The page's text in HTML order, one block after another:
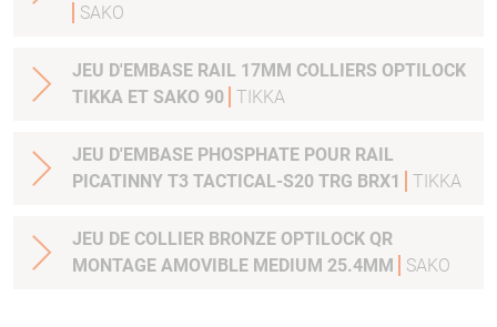
SAKO
JEU D'EMBASE RAIL 17MM COLLIERS OPTILOCK
TIKKA ET SAKO 90 TIKKA
JEU D'EMBASE PHOSPHATE POUR RAIL
PICATINNY T3 TACTICAL-S20 TRG BRX1
TIKKA
JEU DE COLLIER BRONZE OPTILOCK QR
MONTAGE AMOVIBLE MEDIUM 25.4MM
SAKO